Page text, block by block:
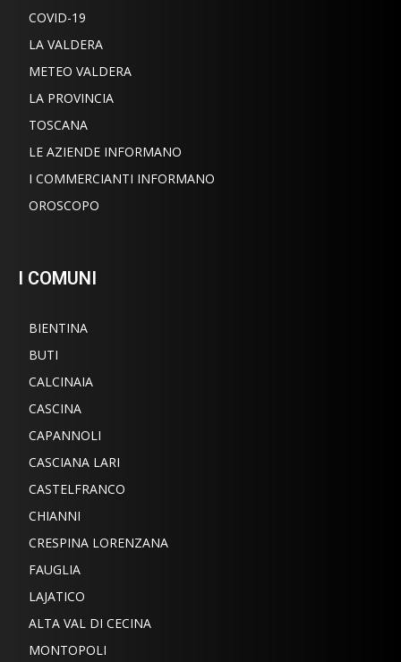
COVID-19
LA VALDERA
METEO VALDERA
LA PROVINCIA
TOSCANA
LE AZIENDE INFORMANO
I COMMERCIANTI INFORMANO
OROSCOPO
I COMUNI
BIENTINA
BUTI
CALCINAIA
CASCINA
CAPANNOLI
CASCIANA LARI
CASTELFRANCO
CHIANNI
CRESPINA LORENZANA
FAUGLIA
LAJATICO
ALTA VAL DI CECINA
MONTOPOLI